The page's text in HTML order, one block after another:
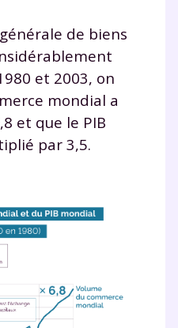
de biens
et 2003, on
mondial a
et que le PIB
par 3,5.